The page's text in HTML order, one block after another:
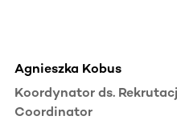
Agnieszka Kobus
Koordynator ds.
Coordinator